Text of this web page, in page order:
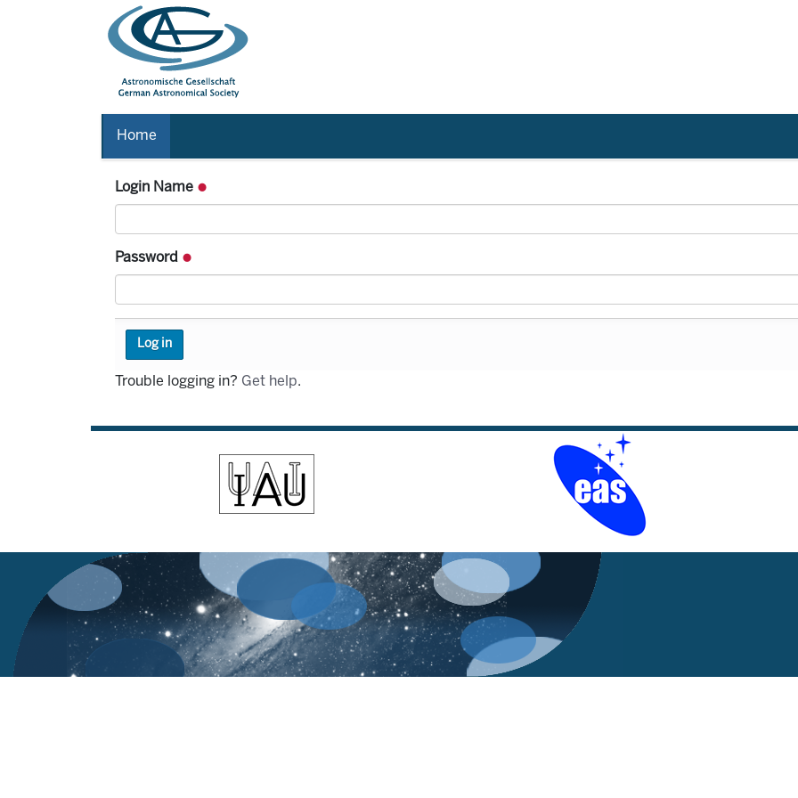
Home
Login Name
Password
Trouble logging in? Get help.